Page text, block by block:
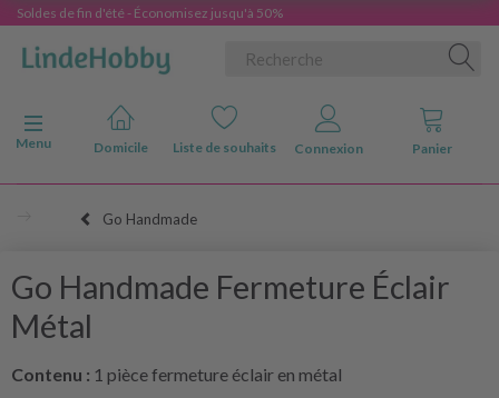
Soldes de fin d'été - Économisez jusqu'à 50%
Basculer la navigation
Menu
Domicile Liste de souhaits Connexion Panier
Go Handmade
Go Handmade Fermeture Éclair
Métal
Contenu : 1 pièce fermeture éclair en métal